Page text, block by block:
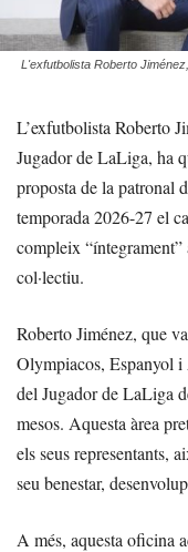
L'exfutbolista Roberto
L’exfutbolista Roberto
Jugador de LaLiga, ha
proposta de la patronal
temporada 2026-27 el
compleix “íntegrament”
col·lectiu.
Roberto Jiménez, que
Olympiacos, Espanyol i
del Jugador de LaLiga
mesos. Aquesta àrea
els seus representants,
seu benestar,
A més, aquesta oficina